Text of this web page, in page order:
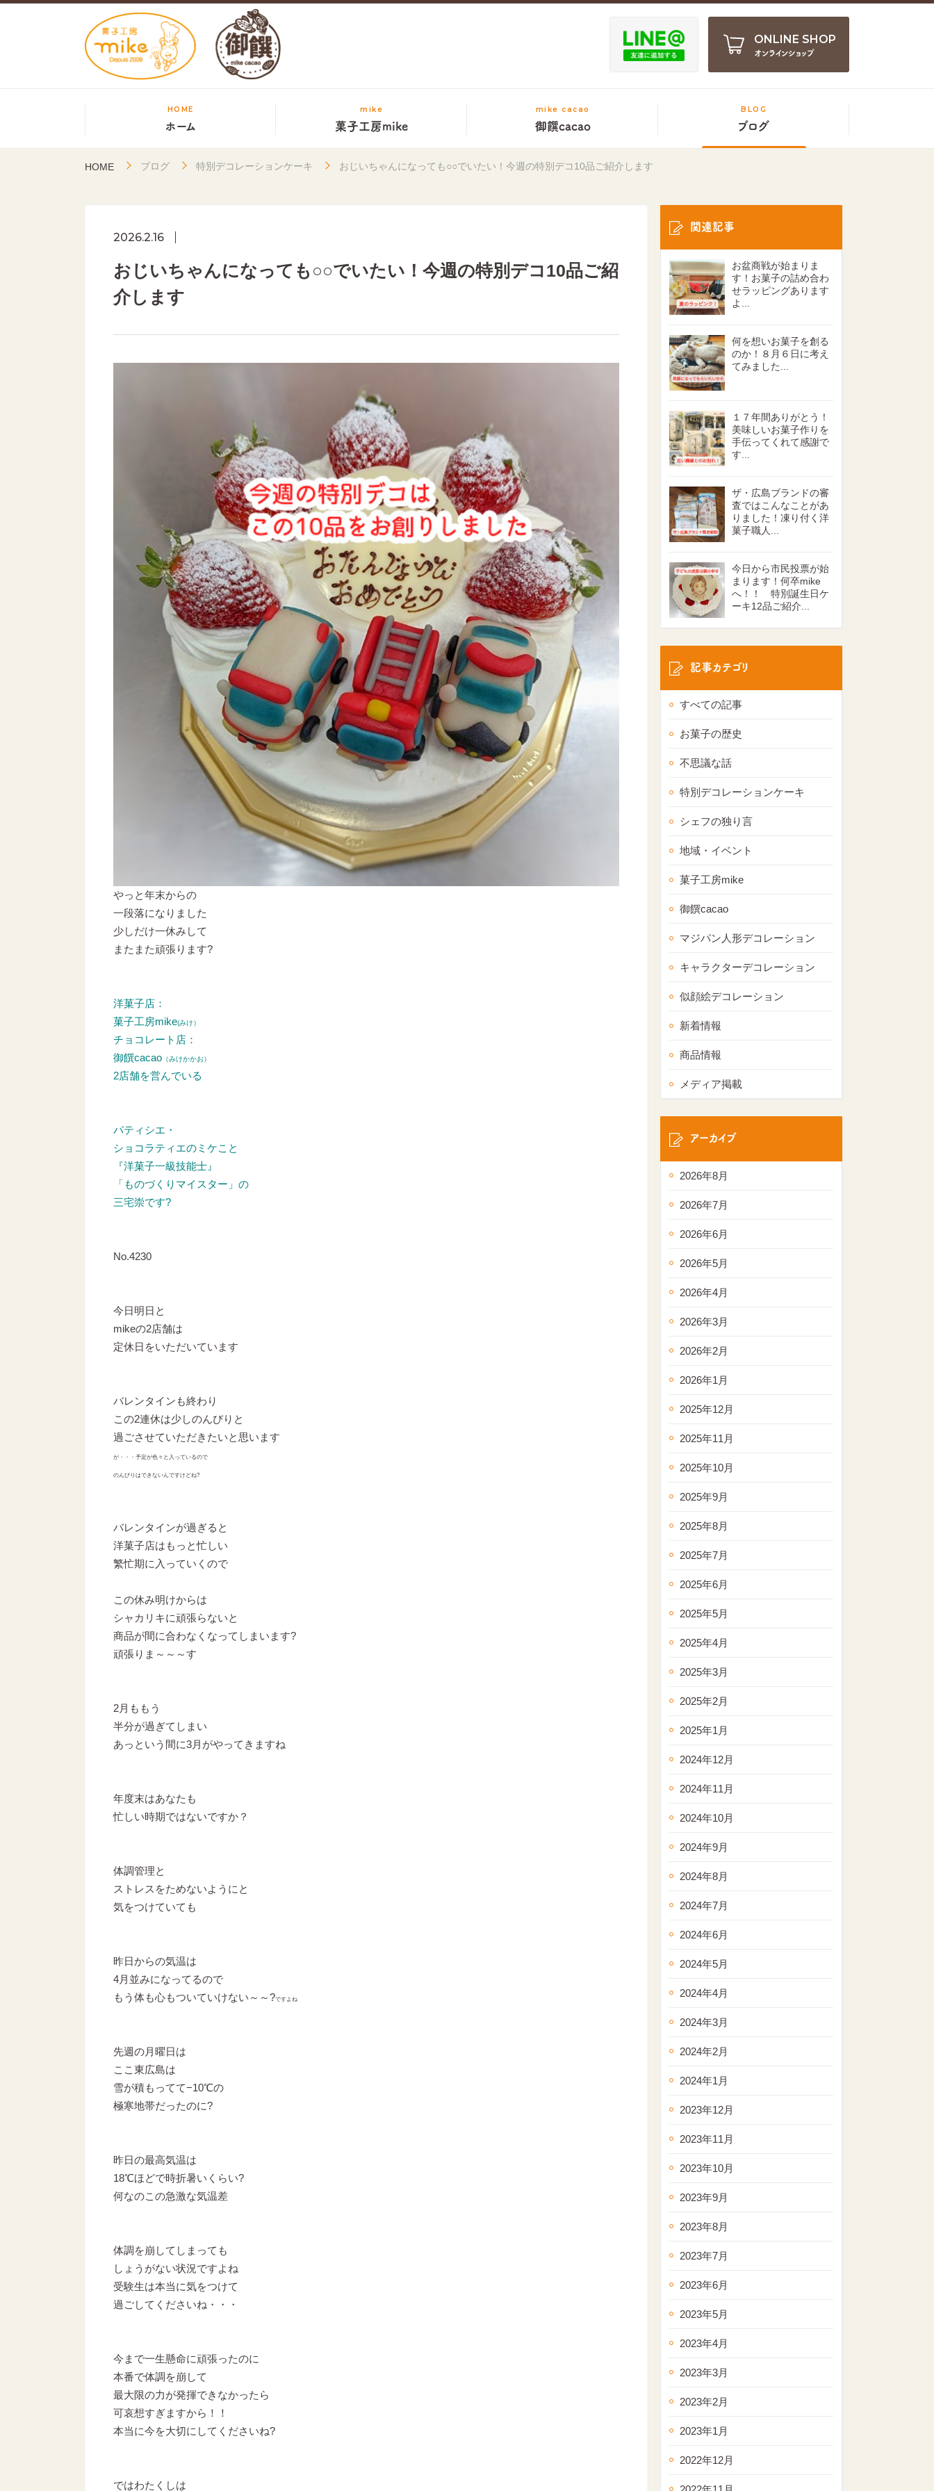
ONLINE SHOP
オンラインショップ
HOME
ホーム
mike
菓子工房mike
mike cacao
御饌cacao
BLOG
ブログ
HOME ブログ 特別デコレーションケーキ おじいちゃんになっても○○でいたい！今週の特別デコ10品ご紹介します
2026.2.16
おじいちゃんになっても○○でいたい！今週の特別デコ10品ご紹
介します
やっと年末からの
一段落になりました
少しだけ一休みして
またまた頑張ります?
洋菓子店：
菓子工房mike(みけ）
チョコレート店：
御饌cacao （みけかかお）
2店舗を営んでいる
パティシエ・
ショコラティエのミケこと
『洋菓子一級技能士』
「ものづくりマイスター」の
三宅崇です?
No.4230
今日明日と
mikeの2店舗は
定休日をいただいています
バレンタインも終わり
この2連休は少しのんびりと
過ごさせていただきたいと思います
が・・・予定が色々と入っているので
のんびりはできないんですけどね?
バレンタインが過ぎると
洋菓子店はもっと忙しい
繁忙期に入っていくので
この休み明けからは
シャカリキに頑張らないと
商品が間に合わなくなってしまいます?
頑張りま～～～す
2月ももう
半分が過ぎてしまい
あっという間に3月がやってきますね
年度末はあなたも
忙しい時期ではないですか？
体調管理と
ストレスをためないようにと
気をつけていても
昨日からの気温は
4月並みになってるので
もう体も心もついていけない～～?ですよね
先週の月曜日は
ここ東広島は
雪が積もってて−10℃の
極寒地帯だったのに?
昨日の最高気温は
18℃ほどで時折暑いくらい?
何なのこの急激な気温差
体調を崩してしまっても
しょうがない状況ですよね
受験生は本当に気をつけて
過ごしてくださいね・・・
今まで一生懸命に頑張ったのに
本番で体調を崩して
最大限の力が発揮できなかったら
可哀想すぎますから！！
本当に今を大切にしてくださいね?
ではわたくしは
関連記事
お盆商戦が始まりま
す！お菓子の詰め合わ
せラッピングあります
よ...
何を想いお菓子を創る
のか！８月６日に考え
てみました...
１７年間ありがとう！
美味しいお菓子作りを
手伝ってくれて感謝で
す...
ザ・広島ブランドの審
査ではこんなことがあ
りました！凍り付く洋
菓子職人...
今日から市民投票が始
まります！何卒mike
へ！！ 特別誕生日ケ
ーキ12品ご紹介...
記事カテゴリ
すべての記事
お菓子の歴史
不思議な話
特別デコレーションケーキ
シェフの独り言
地域・イベント
菓子工房mike
御饌cacao
マジパン人形デコレーション
キャラクターデコレーション
似顔絵デコレーション
新着情報
商品情報
メディア掲載
アーカイブ
2026年8月
2026年7月
2026年6月
2026年5月
2026年4月
2026年3月
2026年2月
2026年1月
2025年12月
2025年11月
2025年10月
2025年9月
2025年8月
2025年7月
2025年6月
2025年5月
2025年4月
2025年3月
2025年2月
2025年1月
2024年12月
2024年11月
2024年10月
2024年9月
2024年8月
2024年7月
2024年6月
2024年5月
2024年4月
2024年3月
2024年2月
2024年1月
2023年12月
2023年11月
2023年10月
2023年9月
2023年8月
2023年7月
2023年6月
2023年5月
2023年4月
2023年3月
2023年2月
2023年1月
2022年12月